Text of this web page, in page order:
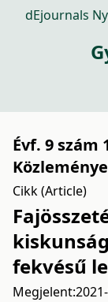
dEjournals
Évf. 9 szám
Cikk (Article)
fekvésű
Megjelent: